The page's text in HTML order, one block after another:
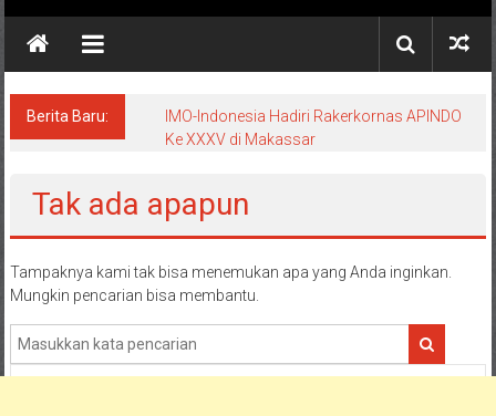
NEWS
Aktual
Tuntas.
Berita Baru:
IMO-Indonesia Hadiri Rakerkornas APINDO
Ke XXXV di Makassar
Tak ada apapun
Tampaknya kami tak bisa menemukan apa yang Anda inginkan.
Mungkin pencarian bisa membantu.